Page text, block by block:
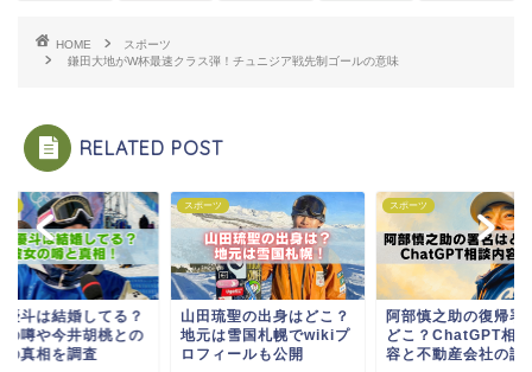
HOME
スポーツ
鎌田大地がW杯最速クラス弾！チュニジア戦先制ゴールの意味
RELATED POST
優斗は結婚してる？
の噂や今井胡桃との
の真相を調査
スポーツ
山田琉聖の出身はどこ？
地元は雪国札幌でwikiプ
ロフィールも公開
スポーツ
阿部慎之助の復帰署
どこ？ChatGPT相
容と不動産会社の謎